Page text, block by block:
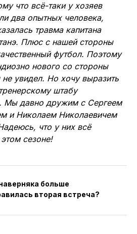
что всё-таки у хозяев
два опытных человека,
травма капитана
Плюс с нашей стороны
футбол. Поэтому
нового со стороны
не увидел. Но хочу выразить
штабу
Мы давно дружим с Сергеем
и Николаем Николаевичем
что у них всё
сезоне!
больше
вторая встреча?